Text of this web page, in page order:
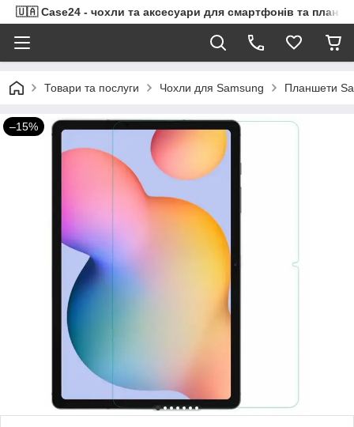
🇺🇦 Case24 - чохли та аксесуари для смартфонів та
Товари та послуги Чохли для Samsung Планшети
–15%